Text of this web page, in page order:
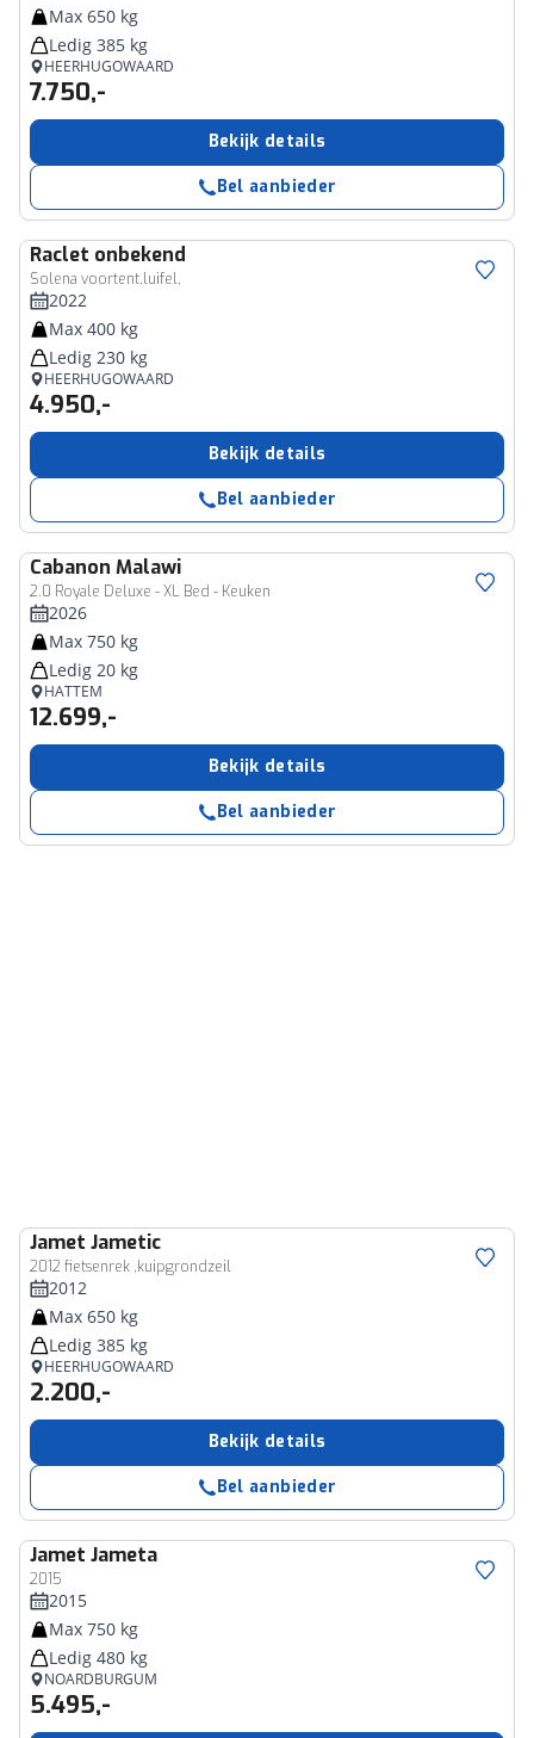
Max 650 kg
Ledig 385 kg
HEERHUGOWAARD
7.750,-
Bekijk details
Bel aanbieder
Raclet onbekend
Solena voortent,luifel,
2022
Max 400 kg
Ledig 230 kg
HEERHUGOWAARD
4.950,-
Bekijk details
Bel aanbieder
Cabanon Malawi
2.0 Royale Deluxe - XL Bed - Keuken
2026
Max 750 kg
Ledig 20 kg
HATTEM
12.699,-
Bekijk details
Bel aanbieder
Jamet Jametic
2012 fietsenrek ,kuipgrondzeil
2012
Max 650 kg
Ledig 385 kg
HEERHUGOWAARD
2.200,-
Bekijk details
Bel aanbieder
Jamet Jameta
2015
2015
Max 750 kg
Ledig 480 kg
NOARDBURGUM
5.495,-